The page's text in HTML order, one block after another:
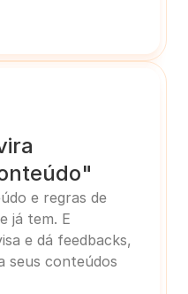
e regras de
já tem. E
e dá feedbacks,
seus conteúdos